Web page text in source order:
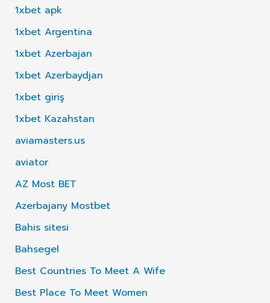
1xbet apk
1xbet Argentina
1xbet Azerbajan
1xbet Azerbaydjan
1xbet giriş
1xbet Kazahstan
aviamasters.us
aviator
AZ Most BET
Azerbajany Mostbet
Bahis sitesi
Bahsegel
Best Countries To Meet A Wife
Best Place To Meet Women